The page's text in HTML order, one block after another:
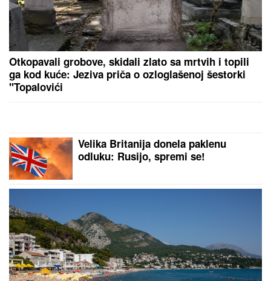
Otkopavali grobove, skidali zlato sa mrtvih i topili
ga kod kuće: Jeziva priča o ozloglašenoj šestorki
"Topalovići
Velika Britanija donela paklenu
odluku: Rusijo, spremi se!